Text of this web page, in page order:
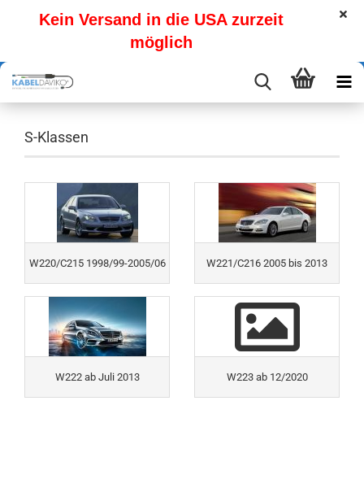
Kein Versand in die USA zurzeit
möglich
S-Klassen
W220/C215 1998/99-2005/06 W221/C216 2005 bis 2013
W222 ab Juli 2013 W223 ab 12/2020